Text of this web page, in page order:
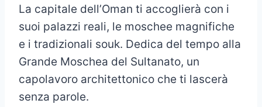
La capitale dell’Oman ti accoglierà con i
suoi palazzi reali, le moschee magnifiche
e i tradizionali souk. Dedica del tempo alla
Grande Moschea del Sultanato, un
capolavoro architettonico che ti lascerà
senza parole.